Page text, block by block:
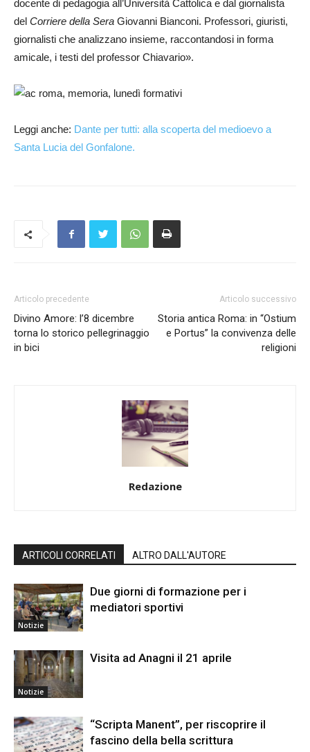
docente di pedagogia all’Università Cattolica e dal giornalista
del Corriere della Sera Giovanni Bianconi. Professori, giuristi,
giornalisti che analizzano insieme, raccontandosi in forma
amicale, i testi del professor Chiavario».
Leggi anche: Dante per tutti: alla scoperta del medioevo a
Santa Lucia del Gonfalone.
Articolo precedente
Divino Amore: l’8 dicembre
torna lo storico pellegrinaggio
in bici
Articolo successivo
Storia antica Roma: in “Ostium
e Portus” la convivenza delle
religioni
Redazione
ARTICOLI CORRELATI ALTRO DALL'AUTORE
Notizie
Due giorni di formazione per i
mediatori sportivi
Notizie
Visita ad Anagni il 21 aprile
“Scripta Manent”, per riscoprire il
fascino della bella scrittura